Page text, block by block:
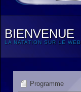
BIENVENUE
LA NATATION SUR LE WEB
Programme